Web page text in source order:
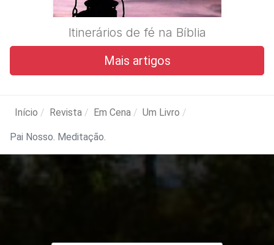
Itinerários de fé na Bíblia
Mais artigos
Início Revista Em Cena Um Livro
Pai Nosso. Meditação.